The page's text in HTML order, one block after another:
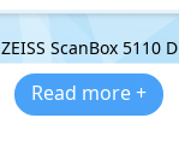
ZEISS ScanBox 5110 D
Read more +